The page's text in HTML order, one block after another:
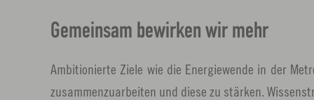
Gemeinsam bewirken wir mehr
Ambitionierte Ziele wie die Energiewende in der
zusammenzuarbeiten und diese zu stärken.